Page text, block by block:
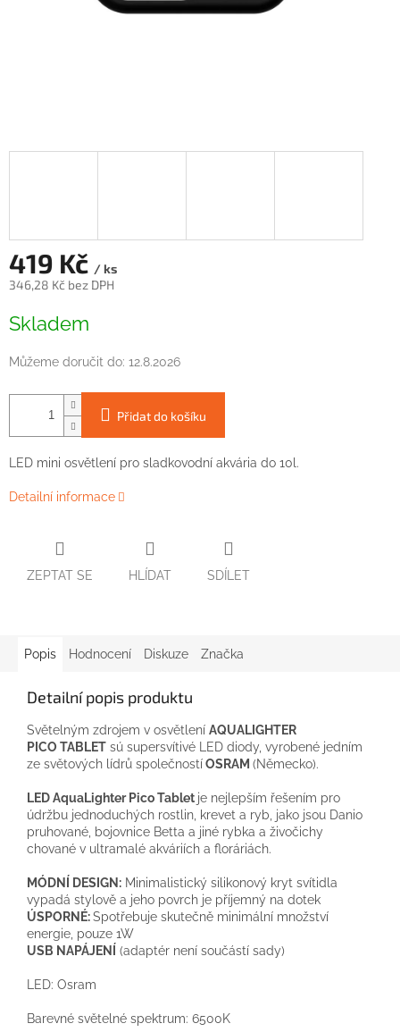
419 Kč / ks
346,28 Kč bez DPH
cena:
Skladem
Můžeme doručit do: 12.8.2026
Přidat do košíku
LED mini osvětlení pro sladkovodní akvária do 10l.
Detailní informace
ZEPTAT SE HLÍDAT SDÍLET
Popis Hodnocení Diskuze Značka
Detailní popis produktu
Světelným zdrojem v osvětlení AQUALIGHTER
PICO TABLET sú supersvítivé LED diody, vyrobené jedním
ze světových lídrů společnostíOSRAM (Německo).
LED AquaLighter Pico Tablet je nejlepším řešením pro
údržbu jednoduchých rostlin krevet a ryb jako jsou Danio
pruhované bojovnice Betta a jiné rybka a živočichy
chované v ultramalé akváriích a floráriách.
MÓDNÍ DESIGN : Minimalistický silikonový kryt svítidla
vypadá stylově a jeho povrch je příjemný na dotek
ÚSPORNÉ:Spotřebuje skutečně minimální množství
energie, pouze 1W
USB NAPÁJENÍ (adaptér není součástí sady)
LED: Osram
Barevné světelné spektrum: 6500K